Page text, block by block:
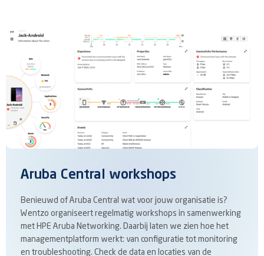
Aruba Central workshops
Benieuwd of Aruba Central wat voor jouw organisatie is?
Wentzo organiseert regelmatig workshops in samenwerking
met HPE Aruba Networking. Daarbij laten we zien hoe het
managementplatform werkt: van configuratie tot monitoring
en troubleshooting. Check de data en locaties van de